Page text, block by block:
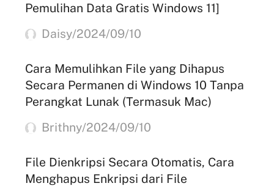
Pemulihan Data Gratis Windows 11]
Daisy/2024/09/10
Cara Memulihkan File yang Dihapus
Secara Permanen di Windows 10 Tanpa
Perangkat Lunak (Termasuk Mac)
Brithny/2024/09/10
File Dienkripsi Secara Otomatis, Cara
Menghapus Enkripsi dari File